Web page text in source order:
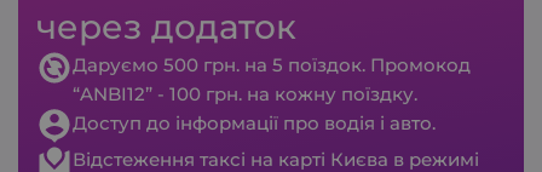
через додаток
Даруємо 500 грн. на 5 поїздок. Промокод
“ANBI12” - 100 грн. на кожну поїздку.
Доступ до інформації про водія і авто.
Відстеження таксі на карті Києва в режимі